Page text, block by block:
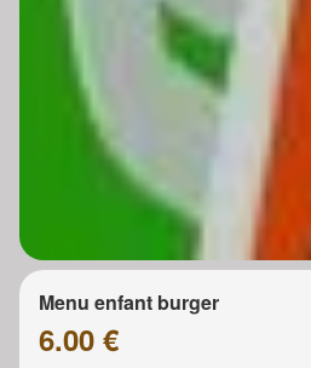
Menu enfant burger
6.00 €